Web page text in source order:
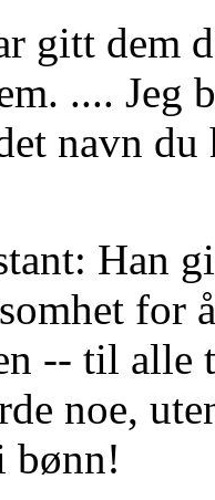
gitt dem
.... Jeg
navn
Han
for
-- til alle
noe,
bønn!